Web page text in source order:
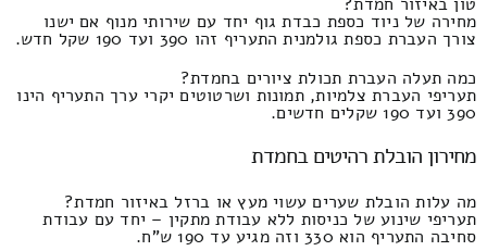
מחירה של ניוד כספת כבדת גוף יחד עם שירותי מנוף אם ישנו
צורך העברת כספת גולמנית התעריף זהו 390 ועד 190 שקל חדש.
כמה תעלה העברת תכולת ציורים בחמדת?
תעריפי העברת צלמיות, תמונות ושרטוטים יקרי ערך התעריף הינו
390 ועד 190 שקלים חדשים.
מחירון הובלת רהיטים בחמדת
מה עלות הובלת שערים עשוי מעץ או ברזל באיזור חמדת?
תעריפי שינוע של כניסות ללא עבודת מתקין – יחד עם עבודת
סחיבה התעריף הוא 330 וזה מגיע עד 190 ש"ח.